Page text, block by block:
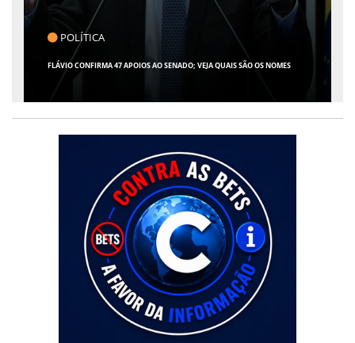
CLICK INDICA
GIRO POR SERGIPE, BRASIL E MUNDO - 07 DE AGOSTO DE 2026